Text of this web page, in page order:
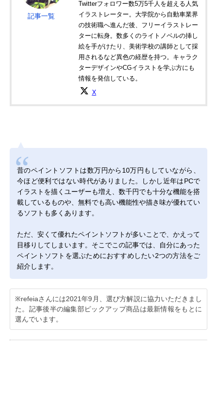
記事一覧
Twitterフォロワー数5万5千人を超える人気
イラストレーター。大学院から自動車業界
の技術職へ進んだ後、フリーイラストレー
ターに転身。数多くのライトノベルの挿し
絵を手がけたり、美術学校の講師として採
用されるなど異色の経歴を持つ。キャラク
ターデザインやCGイラストを学ぶ方にも
情報を発信している。
X
昔のペイントソフトは数万円から10万円もしていながら、
今ほど便利ではない時代がありました。しかし近年はPCで
イラストを描くユーザーも増え、数千円でも十分な機能を搭
載しているものや、無料でも高い機能性や描き味が優れてい
るソフトも多くあります。
ただ、安くて優れたペイントソフトが多いことで、かえって
目移りしてしまいます。そこでこの記事では、自分にあった
ペイントソフトを選ぶためにおすすめしたい2つの方法をご
紹介します。
※refeiaさんには2021年9月、選び方解説に協力いただきまし
た。記事後半の編集部ピックアップ商品は最新情報をもとに
選んでいます。